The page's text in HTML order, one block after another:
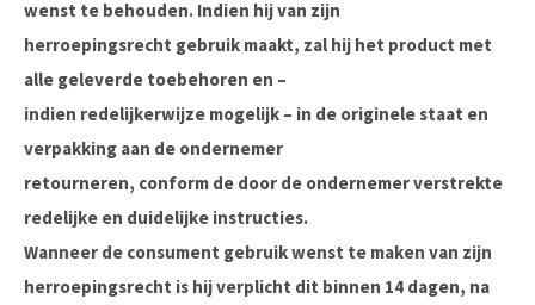
wenst te behouden. Indien hij van zijn
herroepingsrecht gebruik maakt, zal hij het product met
alle geleverde toebehoren en –
indien redelijkerwijze mogelijk – in de originele staat en
verpakking aan de ondernemer
retourneren, conform de door de ondernemer verstrekte
redelijke en duidelijke instructies.
Wanneer de consument gebruik wenst te maken van zijn
herroepingsrecht is hij verplicht dit binnen 14 dagen, na